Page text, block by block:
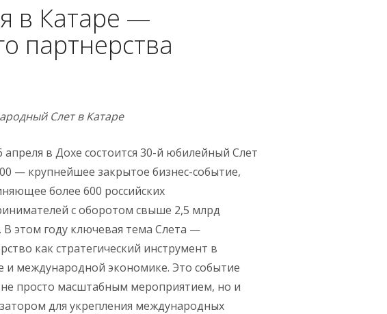
в Катаре —
партнерства
Слет в Катаре
апреля в Дохе состоится 30-й юбилейный Слет
— крупнейшее закрытое бизнес-событие,
более 600 российских
с оборотом свыше 2,5 млрд
В этом году ключевая тема Слета —
как стратегический инструмент в
и международной экономике. Это событие
не просто масштабным мероприятием, но и
для укрепления международных